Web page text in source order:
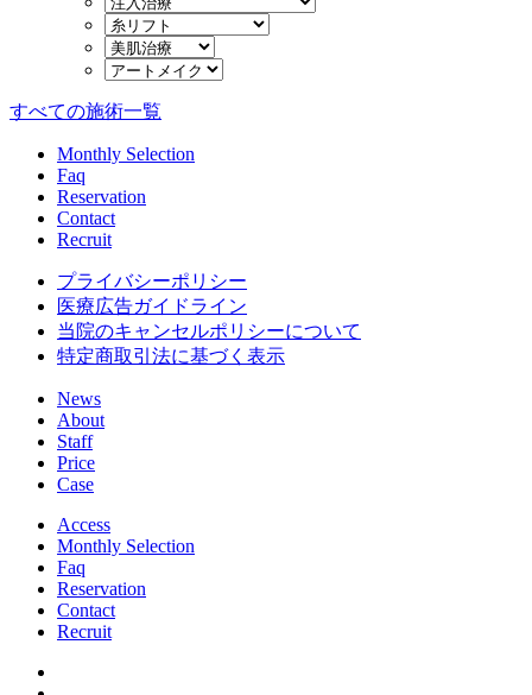
すべての施術一覧
Monthly Selection
Faq
Reservation
Contact
Recruit
プライバシーポリシー
医療広告ガイドライン
当院のキャンセルポリシーについて
特定商取引法に基づく表示
News
About
Staff
Price
Case
Access
Monthly Selection
Faq
Reservation
Contact
Recruit